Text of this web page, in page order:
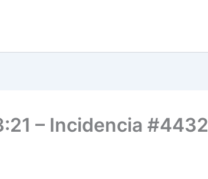
– Incidencia #4432